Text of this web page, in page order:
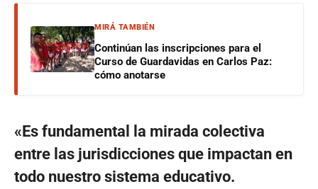
MIRÁ TAMBIÉN
Continúan las inscripciones para el
Curso de Guardavidas en Carlos Paz:
cómo anotarse
«Es fundamental la mirada colectiva
entre las jurisdicciones que impactan en
todo nuestro sistema educativo.